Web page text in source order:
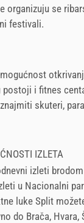
organizuju se
festivali.
postoji i fitnes
skuteri,
IZLETA
izleti
u Nacionalni
luke Split
do Brača, Hvara,